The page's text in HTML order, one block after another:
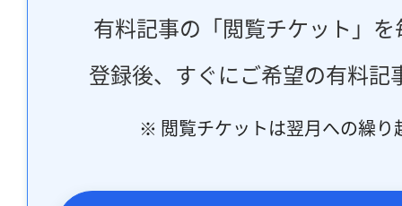
有料記事の「閲覧チケット」
登録後、すぐにご希望の有料記
※ 閲覧チケットは翌月への繰り